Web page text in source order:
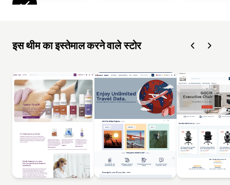
इस थीम का इस्तेमाल करने वाले स्टोर